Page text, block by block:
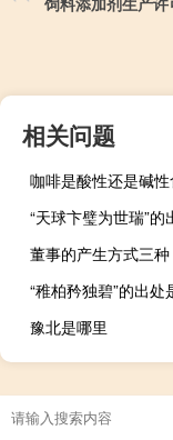
相关问题
“天球卞璧为世瑞”的
董事的产生方式三种
“稚柏矜独碧”的出处
豫北是哪里